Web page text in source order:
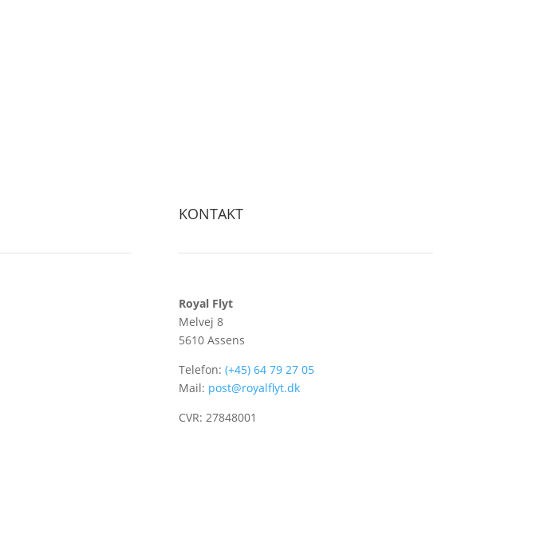
KONTAKT
Royal Flyt
Melvej 8
5610 Assens
Telefon: (+45) 64 79 27 05
Mail: post@royalflyt.dk
CVR: 27848001